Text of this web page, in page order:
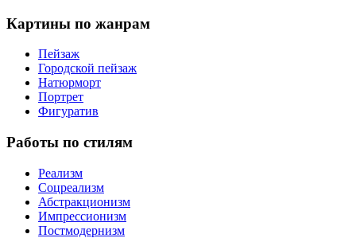
Картины по жанрам
Пейзаж
Городской пейзаж
Натюрморт
Портрет
Фигуратив
Работы по стилям
Реализм
Соцреализм
Абстракционизм
Импрессионизм
Постмодернизм